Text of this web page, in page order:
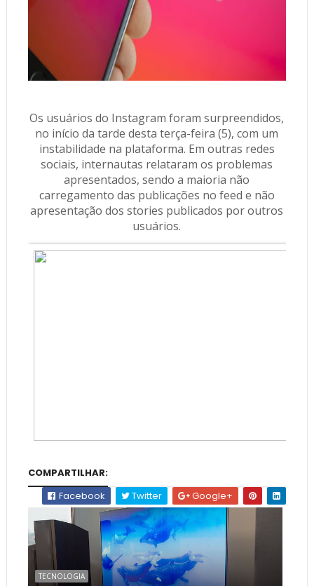
Os usuários do Instagram foram surpreendidos,
no início da tarde desta terça-feira (5), com um
instabilidade na plataforma. Em outras redes
sociais, internautas relataram os problemas
apresentados, sendo a maioria não
carregamento das publicações no feed e não
apresentação dos stories publicados por outros
usuários.
COMPARTILHAR:
Facebook
Twitter Google+
TECNOLOGIA